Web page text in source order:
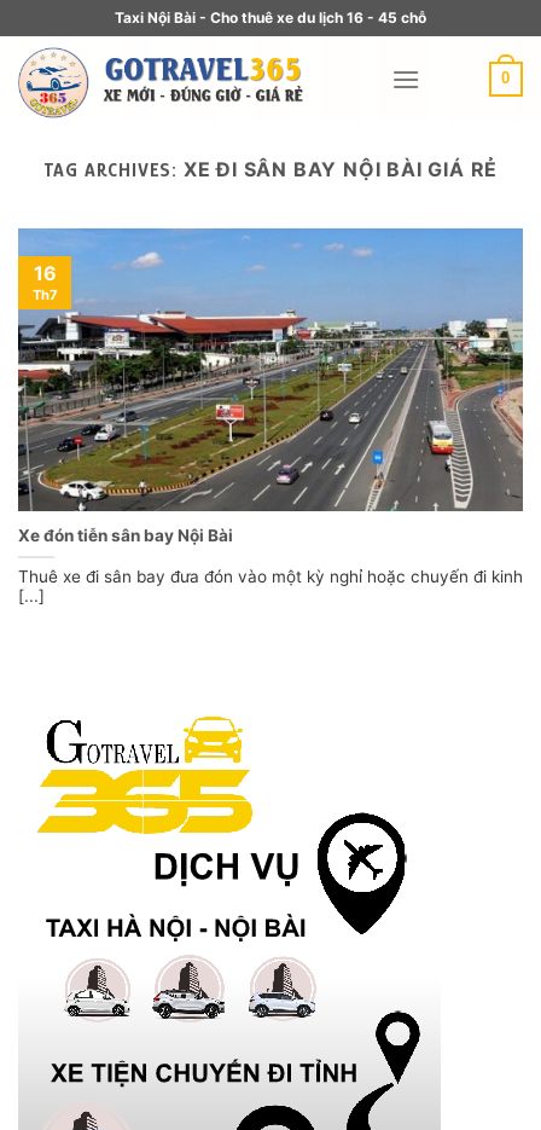
Taxi Nội Bài - Cho thuê xe du lịch 16 - 45 chỗ
0
TAG ARCHIVES: XE ĐI SÂN BAY NỘI BÀI GIÁ RẺ
Xe đón tiễn sân bay Nội Bài
Thuê xe đi sân bay đưa đón vào một kỳ nghỉ hoặc chuyến đi kinh
[...]
16
Th7